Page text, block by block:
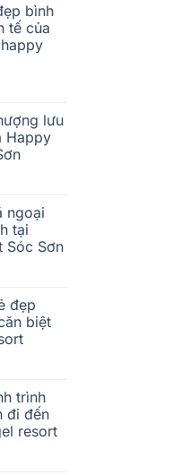
bình
tế của
lưu
Happy
ngoại
tại
Sóc Sơn
đẹp
biệt
trình
đi đến
resort